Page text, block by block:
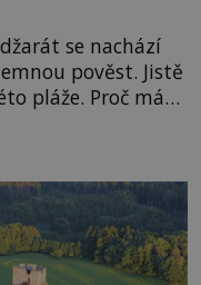
se nachází
pověst. Jistě
pláže. Proč má
nevysvětlitelným
Dumas ve městě